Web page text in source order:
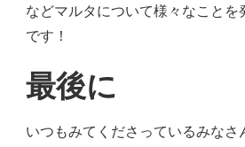
などマルタについて様々なことを
です！
最後に
いつもみてくださっているみなさ